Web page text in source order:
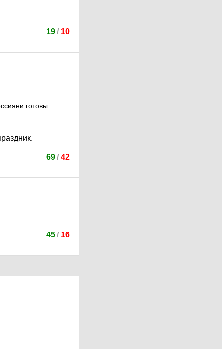
19/ 10
готовы
69/ 42
45/ 16